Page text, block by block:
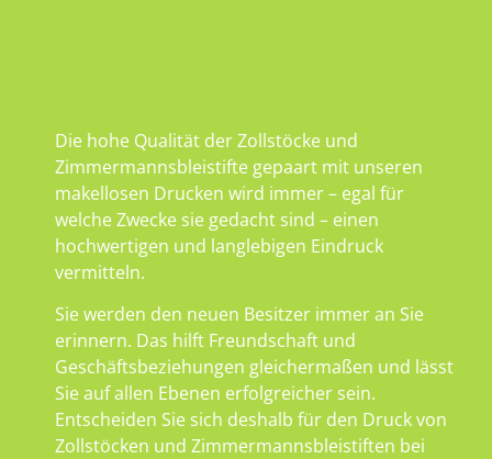
Die hohe Qualität der Zollstöcke und
Zimmermannsbleistifte gepaart mit unseren
makellosen Drucken wird immer – egal für
welche Zwecke sie gedacht sind – einen
hochwertigen und langlebigen Eindruck
vermitteln.
Sie werden den neuen Besitzer immer an Sie
erinnern. Das hilft Freundschaft und
Geschäftsbeziehungen gleichermaßen und lässt
Sie auf allen Ebenen erfolgreicher sein.
Entscheiden Sie sich deshalb für den Druck von
Zollstöcken und Zimmermannsbleistiften bei